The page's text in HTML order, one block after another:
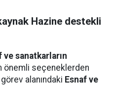
Hazine destekli
ve sanatkarların
önemli seçeneklerden
alanındaki Esnaf ve